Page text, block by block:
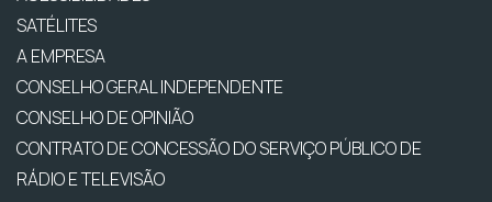
SATÉLITES
A EMPRESA
CONSELHO GERAL INDEPENDENTE
CONSELHO DE OPINIÃO
CONTRATO DE CONCESSÃO DO SERVIÇO PÚBLICO DE
RÁDIO E TELEVISÃO